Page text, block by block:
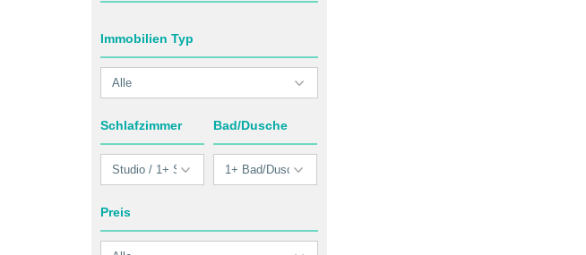
Immobilien Typ
Schlafzimmer Bad/Dusche
Preis